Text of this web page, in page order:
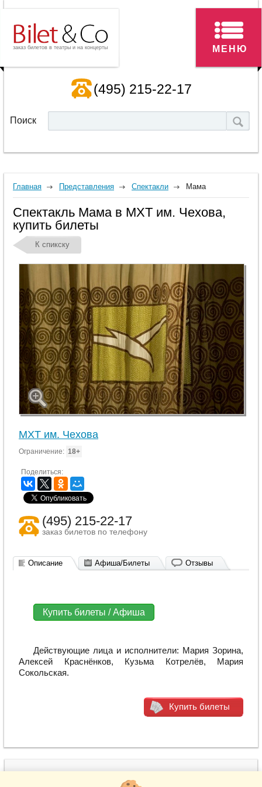
заказ билетов в театры и на концерты
(495) 215-22-17
Поиск
МЕНЮ
Главная Представления Спектакли Мама
Спектакль Мама в МХТ им. Чехова,
купить билеты
К спикску
МХТ им. Чехова
Ограничение: 18+
Поделиться:
(495) 215-22-17
заказ билетов по телефону
Описание Афиша/Билеты Отзывы
Купить билеты / Афиша
Действующие лица и исполнители: Мария Зорина,
Алексей Краснёнков, Кузьма Котрелёв, Мария
Сокольская.
Купить билеты